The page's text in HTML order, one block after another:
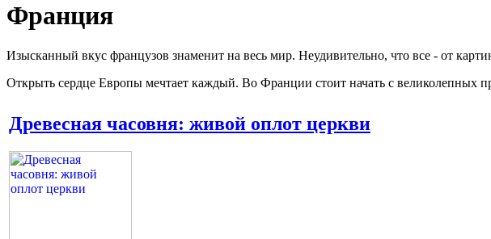
Франция
Изысканный вкус французов знаменит на весь мир. Неудивительно, что все - от
Открыть сердце Европы мечтает каждый. Во Франции стоит начать с великолепных
Древесная часовня: живой оплот церкви